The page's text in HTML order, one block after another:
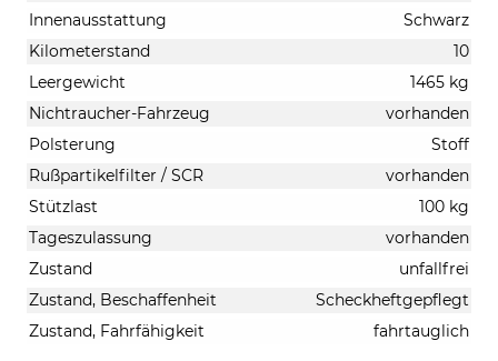
Innenausstattung
Schwarz
Kilometerstand
10
Leergewicht
1465 kg
Nichtraucher-Fahrzeug
vorhanden
Polsterung
Stoff
Rußpartikelfilter / SCR
vorhanden
Stützlast
100 kg
Tageszulassung
vorhanden
Zustand
unfallfrei
Zustand, Beschaffenheit
Scheckheftgepflegt
Zustand, Fahrfähigkeit
fahrtauglich